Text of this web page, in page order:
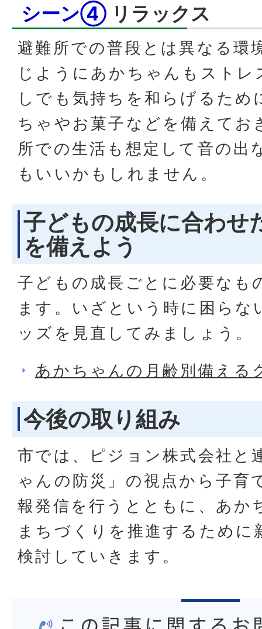
シーン④ リラックス
避難所での普段とは異なる環
じようにあかちゃんもスト
しでも気持ちを和らげるため
ちゃやお菓子などを備えてお
所での生活も想定して音の出
もいいかもしれません。
子どもの成長に合わせ
を備えよう
子どもの成長ごとに必要なも
ます。いざという時に困らな
ッズを見直してみましょう。
あかちゃんの月齢別備える
今後の取り組み
市では、ピジョン株式会社と
ゃんの防災」の視点から子育
報発信を行うとともに、あか
まちづくりを推進するために
検討していきます。